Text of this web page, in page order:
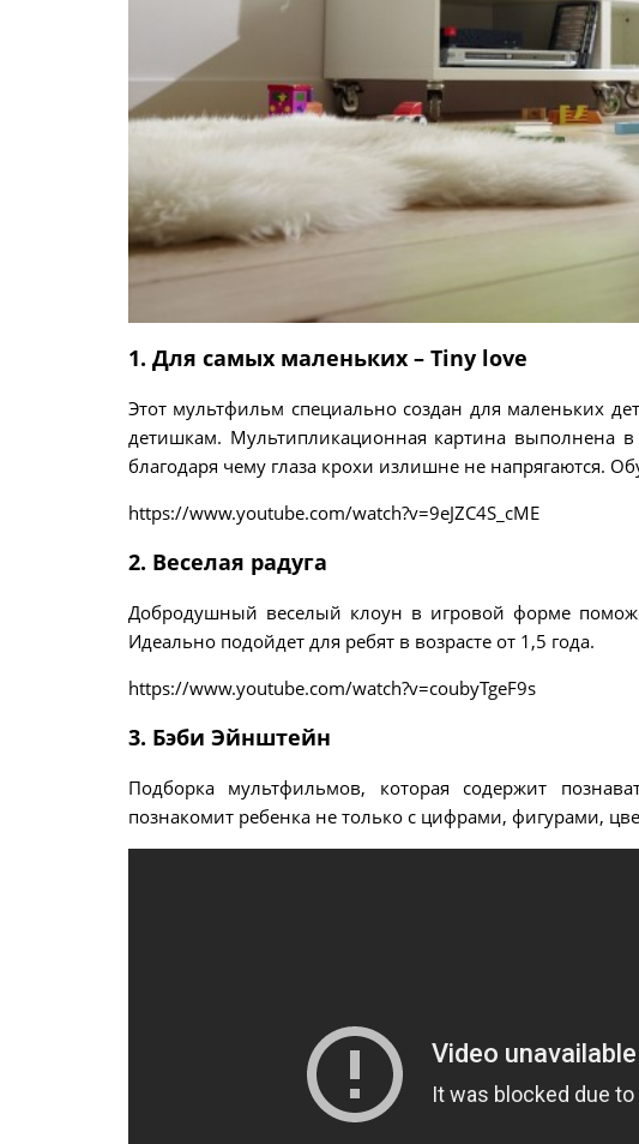
1. Для самых маленьких – Tiny love
Этот мультфильм специально создан для маленьких
детишкам. Мультипликационная картина выполнена
благодаря чему глаза крохи излишне не напрягаются.
https://www.youtube.com/watch?v=9eJZC4S_cME
2. Веселая радуга
Добродушный веселый клоун в игровой форме
Идеально подойдет для ребят в возрасте от 1,5 года.
https://www.youtube.com/watch?v=coubyTgeF9s
3. Бэби Эйнштейн
Подборка мультфильмов, которая содержит
познакомит ребенка не только с цифрами, фигурами,